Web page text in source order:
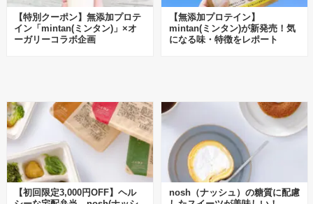
【特別クーポン】無添加プロテ
イン「mintan(ミンタン)」×オ
ーガリーコラボ企画
【無添加プロテイン】
mintan(ミンタン)が新発売！気
になる味・特徴をレポート
【初回限定3,000円OFF】ヘル
nosh（ナッシュ）の糖質に配慮